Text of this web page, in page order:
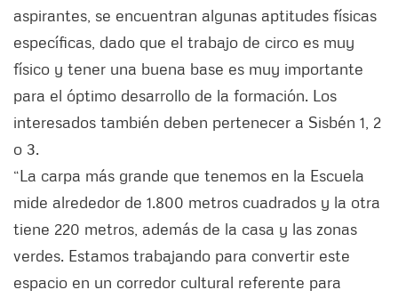
aspirantes, se encuentran algunas aptitudes físicas
específicas, dado que el trabajo de circo es muy
físico y tener una buena base es muy importante
para el óptimo desarrollo de la formación. Los
interesados también deben pertenecer a Sisbén 1, 2
o 3.
“La carpa más grande que tenemos en la Escuela
mide alrededor de 1.800 metros cuadrados y la otra
tiene 220 metros, además de la casa y las zonas
verdes. Estamos trabajando para convertir este
espacio en un corredor cultural referente para